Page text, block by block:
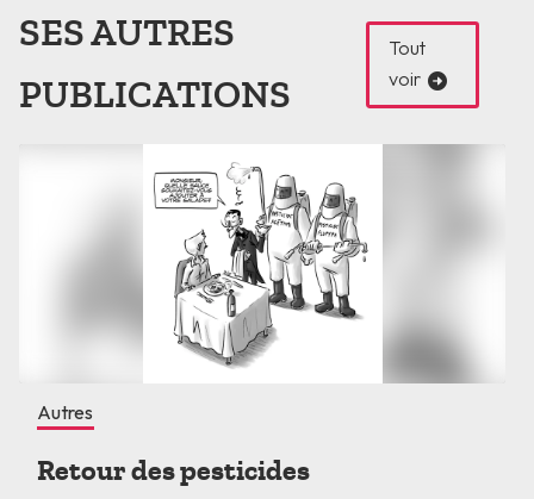
SES AUTRES
PUBLICATIONS
Tout
voir
Autres
Retour des pesticides